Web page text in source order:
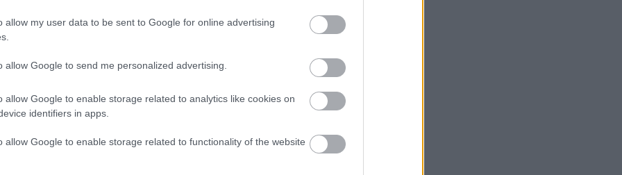
allow my user data to be sent to Google for online advertising
allow Google to send me personalized advertising.
allow Google to enable storage related to analytics like cookies on
identifiers in apps.
allow Google to enable storage related to functionality of the website
grādiem Kurzemes rietumkrastā līdz -4..-5